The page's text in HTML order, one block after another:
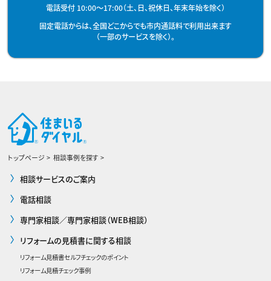
電話受付 10:00～17:00（土、日、祝休日、年末年始を除く）
固定電話からは、全国どこからでも市内通話料で利用出来ます
（一部のサービスを除く）。
トップページ 相談事例を探す
相談サービスのご案内
電話相談
専門家相談／専門家相談（WEB相談）
リフォームの見積書に関する相談
リフォーム見積書セルフチェックのポイント
リフォーム見積チェック事例